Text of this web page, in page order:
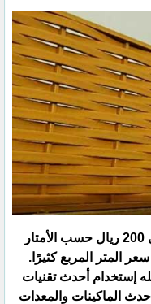
يتراوح سعر المتر المربع بين 180 إلي 200 ريال حسب الأمتار
المتر المربع ‏كثيرًا.‏
إستخدام أحدث تقنيات
الماكينات ‏والمعدات